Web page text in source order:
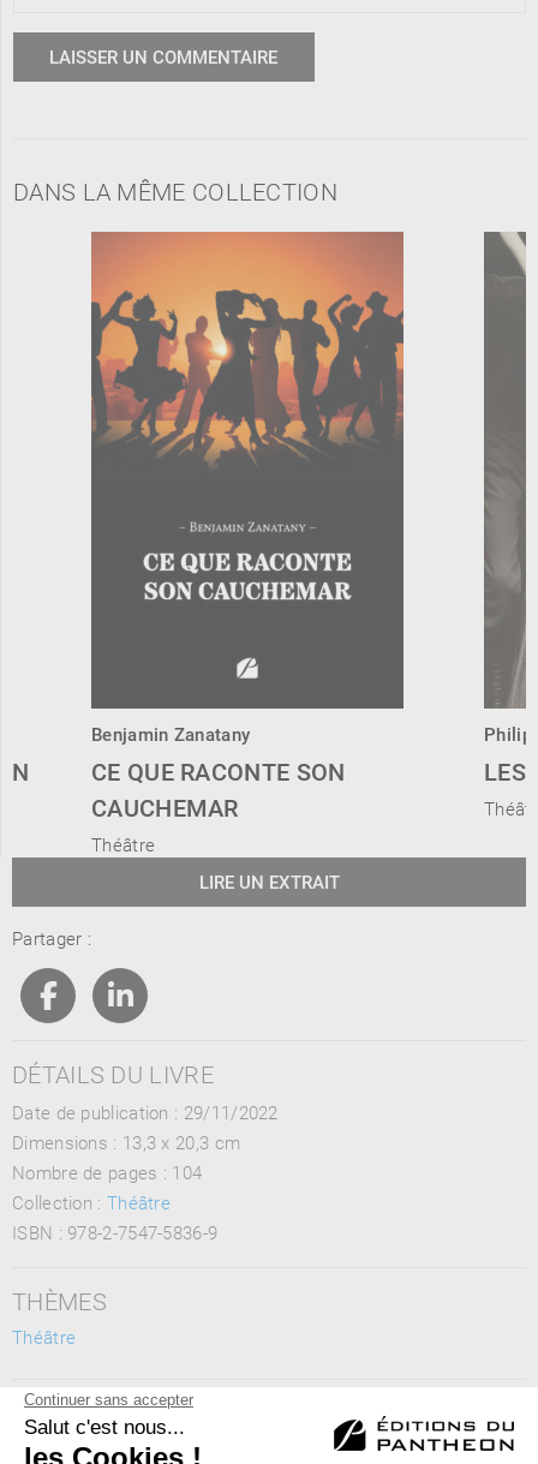
DANS LA MÊME COLLECTION
Benjamin Zanatany
CE QUE RACONTE SON
CAUCHEMAR
Théâtre
LES
LIRE UN EXTRAIT
Partager :
DÉTAILS DU LIVRE
Date de publication : 29/11/2022
Dimensions : 13,3 x 20,3 cm
Nombre de pages : 104
Collection : Théâtre
ISBN : 978-2-7547-5836-9
THÈMES
Théâtre
MOTS CLÉS
théâtre, drame familial, secret de famille, adaptation